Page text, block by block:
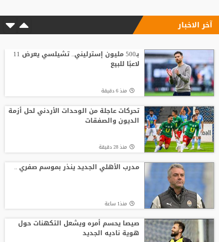
بـ"المخادع"
بعد حسم صفقة صلاح.. طرابزون سبور يكثف
ضغطه لضم نجم الهلال
الصاعقة تضرب الملعب مباشرة.. وفاة لاعب
شاب أمام أعين الجماهير
آخر الاخبار
بـ500 مليون إسترليني.. تشيلسي يعرض 11
لاعبًا للبيع
منذ 6 دقيقة
تحركات عاجلة من الوحدات الأردني لحل أزمة
الديون والصفقات
منذ 28 دقيقة
مدرب الأهلي الجديد ينذر بموسم صفري ..
منذ1 ساعة
صيصا يحسم أمره ويشعل التكهنات حول
هوية ناديه الجديد